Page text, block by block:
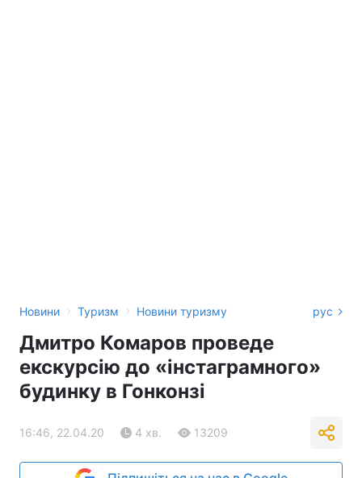
Новини › Туризм › Новини туризму рус
Дмитро Комаров проведе
екскурсію до «інстаграмного»
будинку в Гонконзі
16:46, 22.04.20 4 хв. 13209